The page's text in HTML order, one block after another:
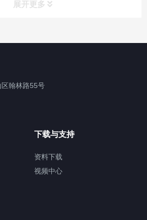
展开更多
环器
翰林路55号
下载与支持
资料下载
视频中心